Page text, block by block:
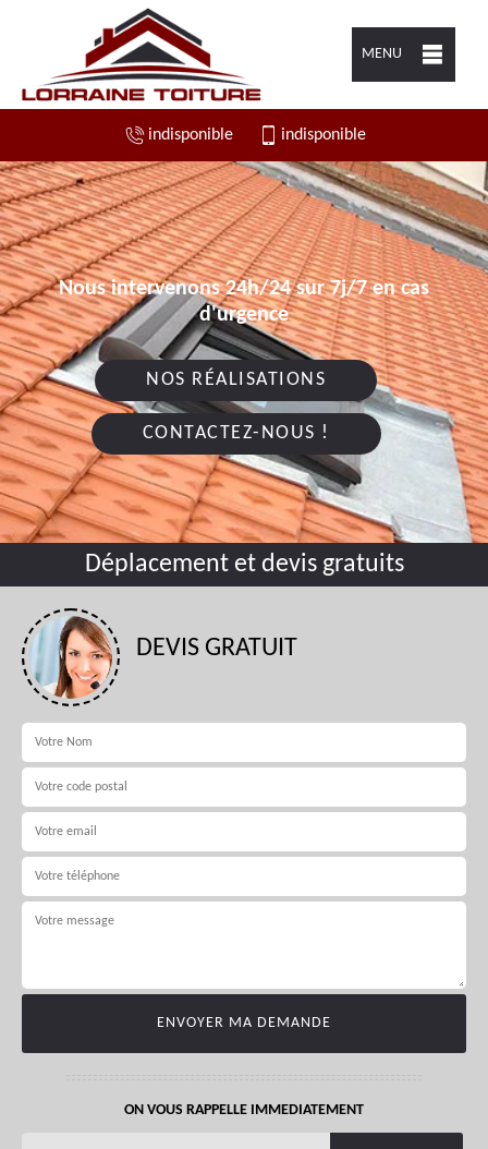
MENU
indisponible indisponible
Nous intervenons 24h/24 sur 7j/7 en cas
d'urgence
NOS RÉALISATIONS
CONTACTEZ-NOUS !
Déplacement et devis gratuits
DEVIS GRATUIT
ON VOUS RAPPELLE IMMEDIATEMENT